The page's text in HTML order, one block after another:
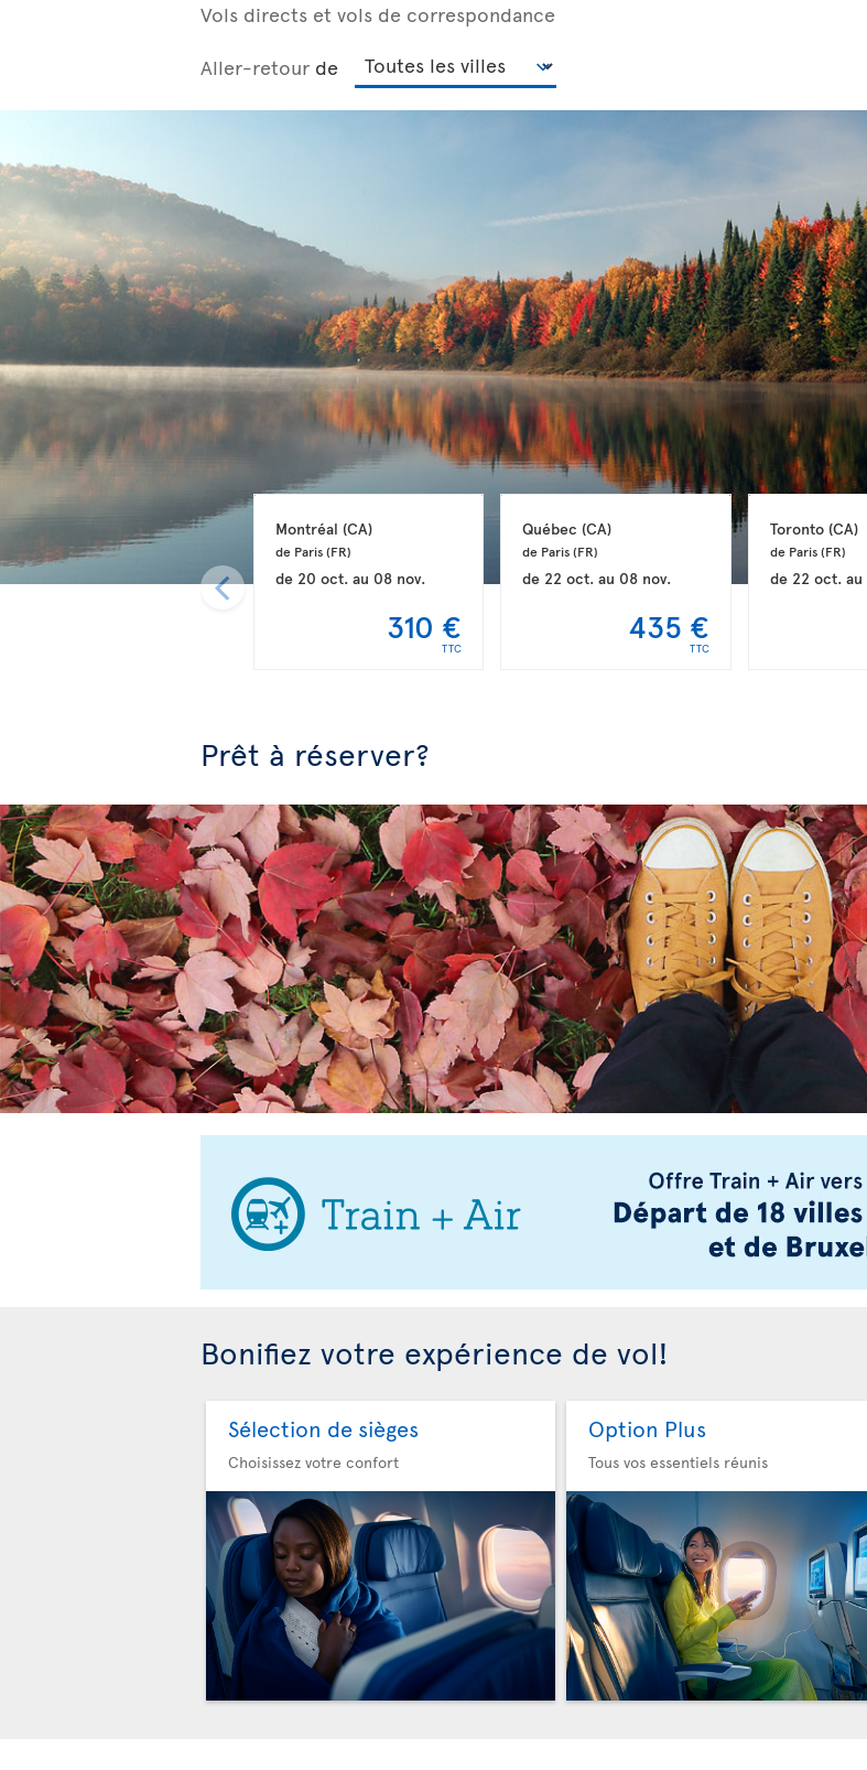
Vols directs et vols de correspondance
Aller-retour de
Montréal (CA)
de Paris (FR)
de 20 oct.au 08 nov.
310 €
TTC
Québec (CA)
de Paris (FR)
de 22 oct. au 08 nov.
435 €
TTC
Toronto (CA)
de Paris (FR)
de 22 oct. au
Prêt à réserver?
Bonifiez votre expérience de vol!
Sélection de sièges
Choisissez votre confort
Option Plus
Tous vos essentiels réunis